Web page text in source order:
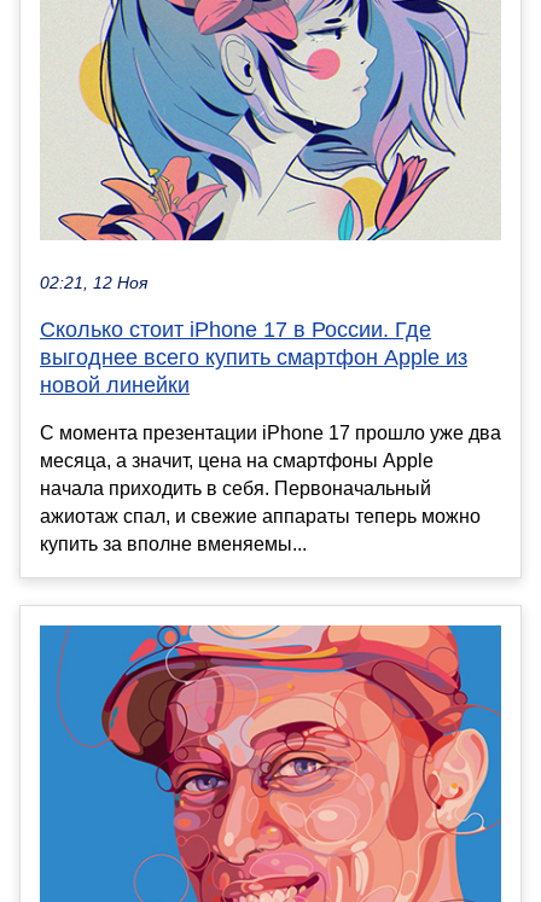
02:21, 12 Ноя
Сколько стоит iPhone 17 в России. Где
выгоднее всего купить смартфон Apple из
новой линейки
С момента презентации iPhone 17 прошло уже два
месяца, а значит, цена на смартфоны Apple
начала приходить в себя. Первоначальный
ажиотаж спал, и свежие аппараты теперь можно
купить за вполне вменяемы...